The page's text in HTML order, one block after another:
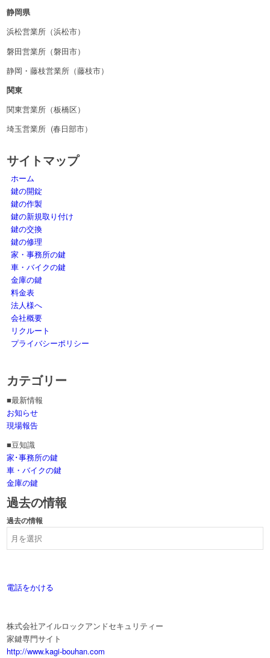
静岡県
浜松営業所（浜松市）
磐田営業所（磐田市）
静岡・藤枝営業所（藤枝市）
関東
関東営業所（板橋区）
埼玉営業所 (春日部市）
サイトマップ
ホーム
鍵の開錠
鍵の作製
鍵の新規取り付け
鍵の交換
鍵の修理
家・事務所の鍵
車・バイクの鍵
金庫の鍵
料金表
法人様へ
会社概要
リクルート
プライバシーポリシー
カテゴリー
■最新情報
お知らせ
現場報告
■豆知識
家･事務所の鍵
車・バイクの鍵
金庫の鍵
過去の情報
過去の情報
電話をかける
株式会社アイルロックアンドセキュリティー
家鍵専門サイト
http://www.kagi-bouhan.com